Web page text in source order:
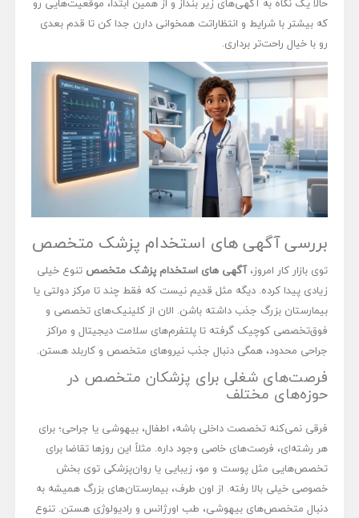
که بیشتر با شرایط و انتظاراتت همخوانی دارن جدا کن تا قدم بعدی
رو با خیال راحت‌تر برداری.
بررسی آگهی های استخدام پزشک متخصص
توی بازار کار امروز،آگهی های استخدام پزشک متخصص تنوع خیلی
زیادی پیدا کرده. دیگه مثل قدیم نیست که فقط چند تا مرکز دولتی یا
بیمارستان بزرگ جذب داشته باشن. الان از کلینیک‌های تخصصی و
فوق‌تخصصی کوچیک گرفته تا پلتفرم‌های سلامت دیجیتال و مراکز
جراحی محدود، همگی دنبال جذب نیروهای متخصص و کاربلد هستن.
فرصت‌های شغلی برای پزشکان متخصص در
حوزه‌های مختلف
فرقی نمی‌کنه تخصصت داخلی باشه، اطفال، بیهوشی یا جراحی؛ برای
هر رشته‌ای، فرصت‌های خاصی وجود داره. مثلاً این روزها تقاضا برای
تخصص‌هایی مثل پوست و مو، زیبایی یا روان‌پزشکی توی بخش
خصوصی خیلی بالا رفته. از اون طرف، بیمارستان‌های بزرگ همیشه به
دنبال متخصص‌های بیهوشی، طب اورژانس و رادیولوژی هستن. تنوع